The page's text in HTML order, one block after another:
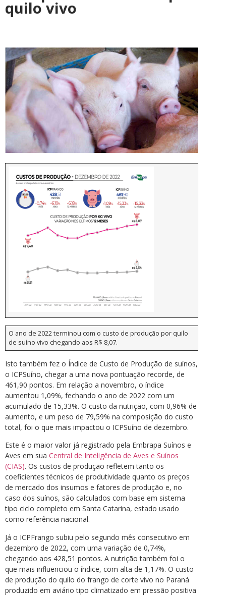
quilo vivo
O ano de 2022 terminou com o custo de produção por quilo
de suíno vivo chegando aos R$ 8,07.
Isto também fez o Índice de Custo de Produção de suínos,
o ICPSuíno, chegar a uma nova pontuação recorde, de
461,90 pontos. Em relação a novembro, o índice
aumentou 1,09%, fechando o ano de 2022 com um
acumulado de 15,33%. O custo da nutrição, com 0,96% de
aumento, e um peso de 79,59% na composição do custo
total, foi o que mais impactou o ICPSuíno de dezembro.
Este é o maior valor já registrado pela Embrapa Suínos e
Aves em sua Central de Inteligência de Aves e Suínos
(CIAS). Os custos de produção refletem tanto os
coeficientes técnicos de produtividade quanto os preços
de mercado dos insumos e fatores de produção e, no
caso dos suínos, são calculados com base em sistema
tipo ciclo completo em Santa Catarina, estado usado
como referência nacional.
Já o ICPFrango subiu pelo segundo mês consecutivo em
dezembro de 2022, com uma variação de 0,74%,
chegando aos 428,51 pontos. A nutrição também foi o
que mais influenciou o índice, com alta de 1,17%. O custo
de produção do quilo do frango de corte vivo no Paraná
produzido em aviário tipo climatizado em pressão positiva